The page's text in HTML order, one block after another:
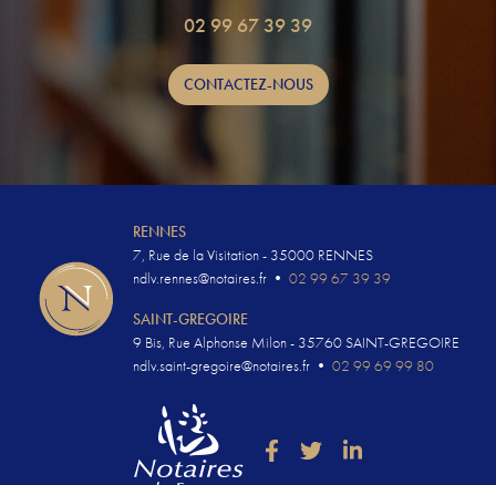
02 99 67 39 39
CONTACTEZ-NOUS
RENNES
7, Rue de la Visitation - 35000 RENNES
ndlv.rennes@notaires.fr• 02 99 67 39 39
SAINT-GREGOIRE
9 Bis, Rue Alphonse Milon - 35760 SAINT-GREGOIRE
ndlv.saint-gregoire@notaires.fr• 02 99 69 99 80